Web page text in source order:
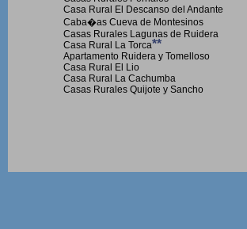
Casa Rural El Descanso del Andante
Caba�as Cueva de Montesinos
Casas Rurales Lagunas de Ruidera
Casa Rural La Torca**
Apartamento Ruidera y Tomelloso
Casa Rural El Lio
Casa Rural La Cachumba
Casas Rurales Quijote y Sancho